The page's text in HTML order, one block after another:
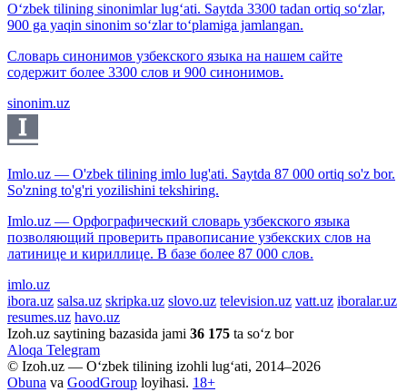
O‘zbek tilining sinonimlar lug‘ati. Saytda 3300 tadan ortiq so‘zlar,
900 ga yaqin sinonim so‘zlar to‘plamiga jamlangan.
Словарь синонимов узбекского языка на нашем сайте
содержит более 3300 слов и 900 синонимов.
sinonim.uz
Imlo.uz — O'zbek tilining imlo lug'ati. Saytda 87 000 ortiq so'z bor.
So'zning to'g'ri yozilishini tekshiring.
Imlo.uz — Орфографический словарь узбекского языка
позволяющий проверить правописание узбекских слов на
латинице и кириллице. В базе более 87 000 слов.
imlo.uz
ibora.uz salsa.uz skripka.uz slovo.uz television.uz vatt.uz iboralar.uz
resumes.uz havo.uz
Izoh.uz saytining bazasida jami 36 175 ta so‘z bor
Aloqa Telegram
© Izoh.uz — O‘zbek tilining izohli lug‘ati, 2014–2026
Obuna va GoodGroup loyihasi. 18+